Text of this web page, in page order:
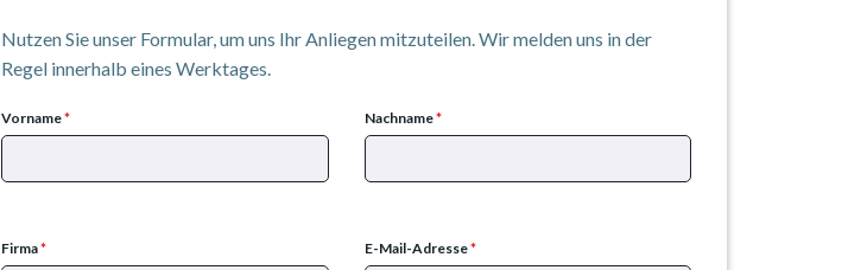
Nutzen Sie unser Formular, um uns Ihr Anliegen mitzuteilen. Wir melden uns in der
Regel innerhalb eines Werktages.
Vorname* Nachname*
Firma* E-Mail-Adresse*